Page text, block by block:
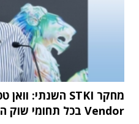
Vendor בכל תחומי שוק ה-IT